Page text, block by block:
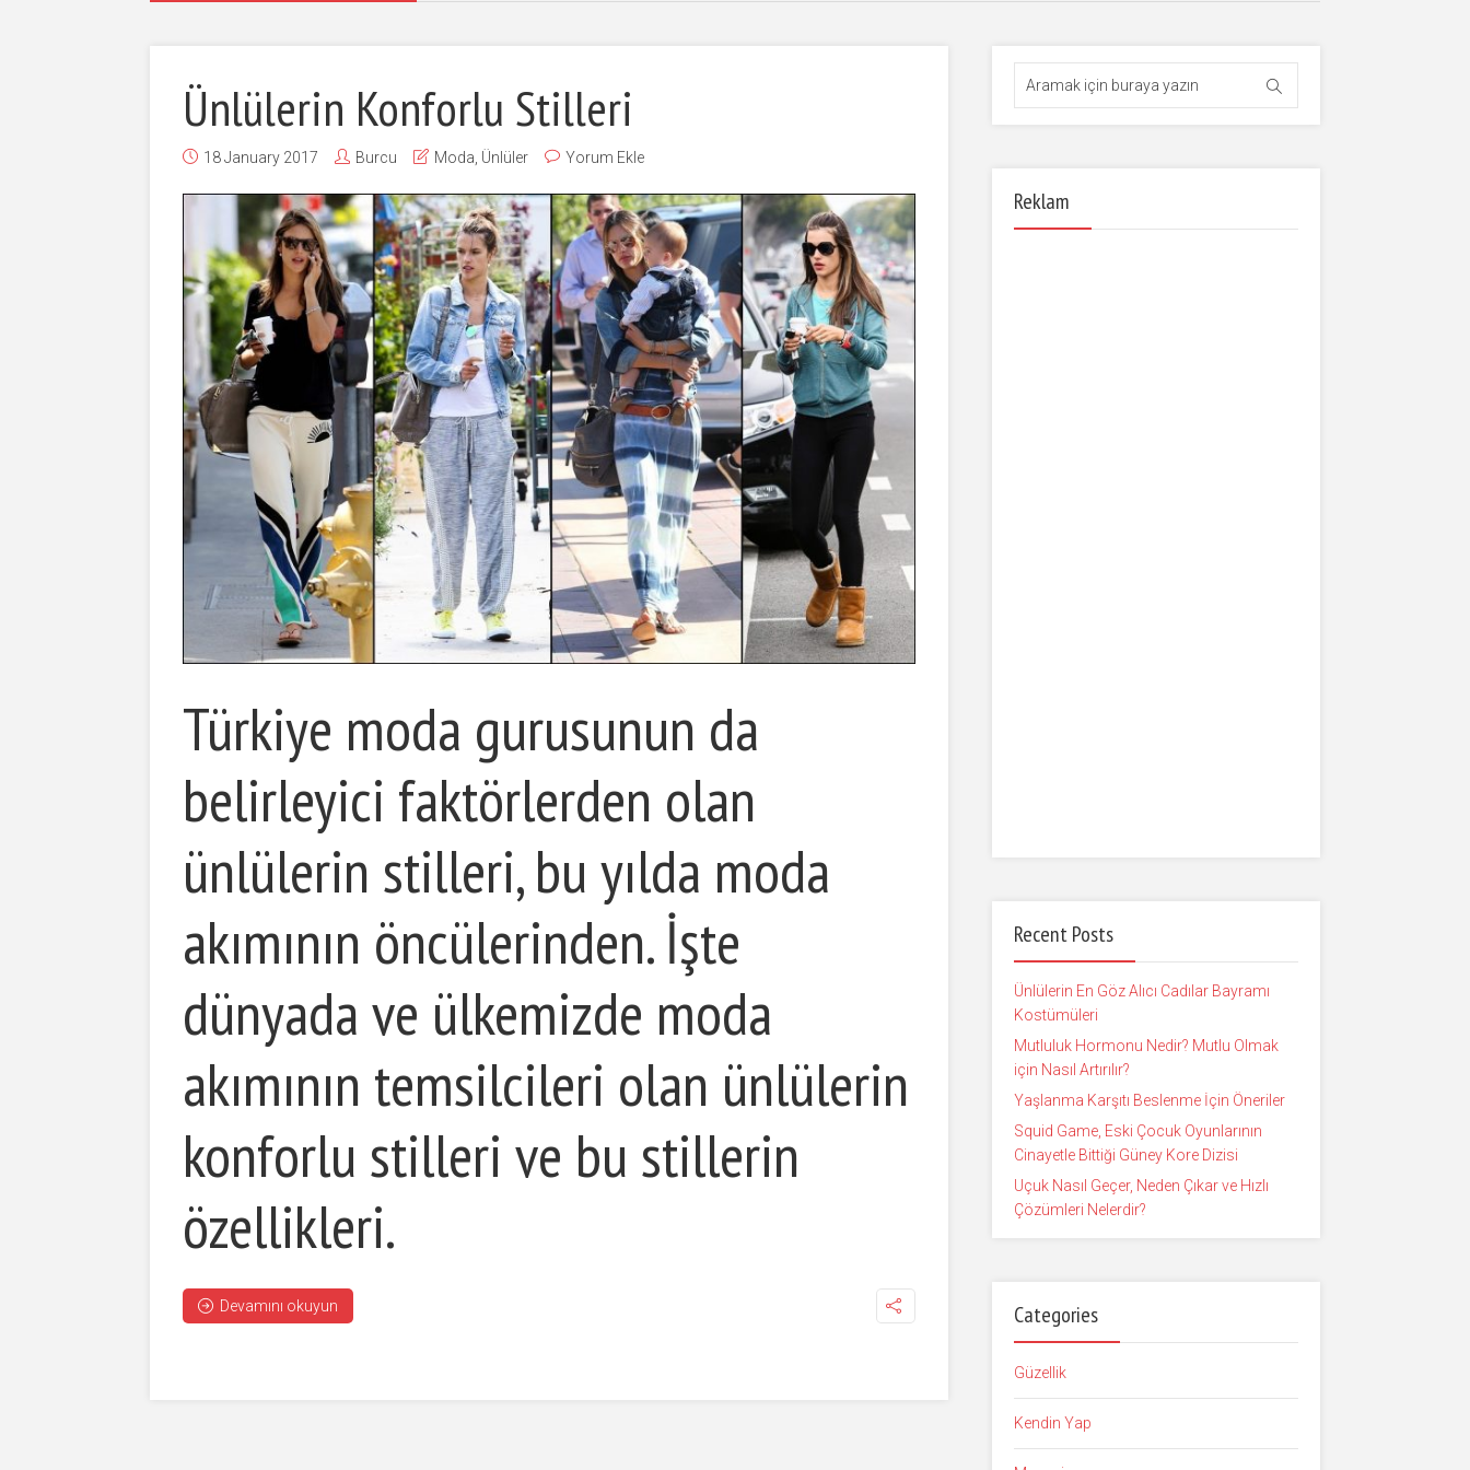
Ünlülerin Konforlu Stilleri
18 January 2017 Burcu Moda Ünlüler Yorum Ekle
Türkiye moda gurusunun da
belirleyici faktörlerden olan
ünlülerin stilleri, bu yılda moda
akımının öncülerinden. İşte
dünyada ve ülkemizde moda
akımının temsilcileri olan ünlülerin
konforlu stilleri ve bu stillerin
özellikleri.
Devamını okuyun
Reklam
Recent Posts
Ünlülerin En Göz Alıcı Cadılar Bayramı
Kostümüleri
Mutluluk Hormonu Nedir? Mutlu Olmak
için Nasıl Artırılır?
Yaşlanma Karşıtı Beslenme İçin Öneriler
Squid Game, Eski Çocuk Oyunlarının
Cinayetle Bittiği Güney Kore Dizisi
Uçuk Nasıl Geçer, Neden Çıkar ve Hızlı
Çözümleri Nelerdir?
Categories
Güzellik
Kendin Yap